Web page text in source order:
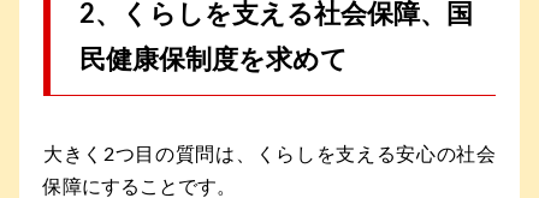
2、くらしを支える社会保障、国
民健康保制度を求めて
大きく2つ目の質問は、くらしを支える安心の社会
保障にすることです。